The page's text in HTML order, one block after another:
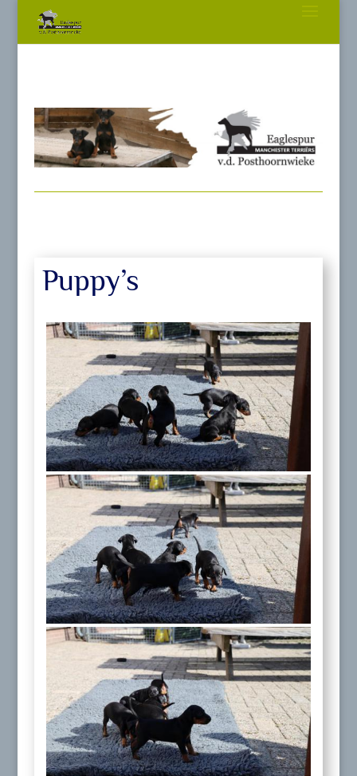
Puppy’s